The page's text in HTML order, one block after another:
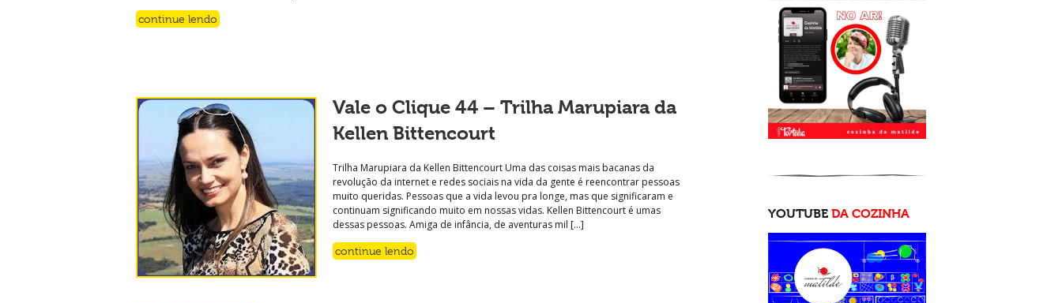
continue lendo
Vale o Clique 44 – Trilha Marupiara da
Kellen Bittencourt
Trilha Marupiara da Kellen Bittencourt Uma das coisas mais bacanas da
revolução da internet e redes sociais na vida da gente é reencontrar pessoas
muito queridas. Pessoas que a vida levou pra longe, mas que significaram e
continuam significando muito em nossas vidas. Kellen Bittencourt é umas
dessas pessoas. Amiga de infância, de aventuras mil […]
continue lendo
YOUTUBE DA COZINHA